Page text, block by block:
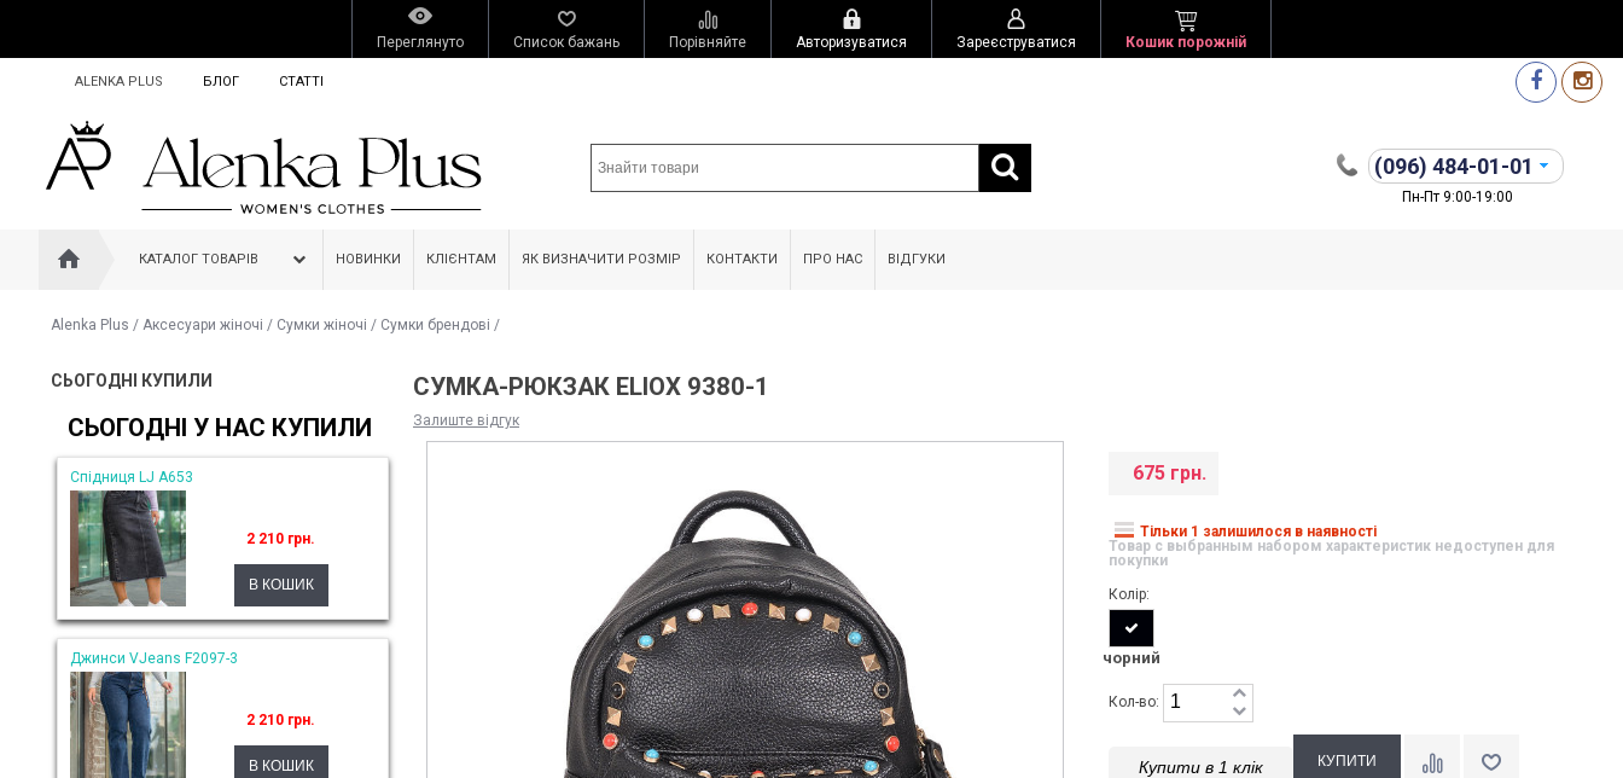
Переглянуто Список бажань Порівняйте Авторизуватися Зареєструватися Кошик порожній
ALENKA PLUS БЛОГ СТАТТІ
(096) 484-01-01
Пн-Пт 9:00-19:00
КАТАЛОГ ТОВАРІВ НОВИНКИ КЛІЄНТАМ ЯК ВИЗНАЧИТИ РОЗМІР КОНТАКТИ ПРО НАС ВІДГУКИ
Alenka Plus / Аксесуари жіночі / Сумки жіночі / Сумки брендові /
СЬОГОДНІ КУПИЛИ
СЬОГОДНІ У НАС КУПИЛИ
Спідниця LJ A653
2 210 грн.
Джинси VJeans F2097-3
2 210 грн.
СУМКА-РЮКЗАК ELIOX 9380-1
Залиште відгук
675 грн.
Тільки 1 залишилося в наявності
Товар с выбранным набором характеристик недоступен для
покупки
Колір:
чорний
Кол-во:
Купити в 1 клік